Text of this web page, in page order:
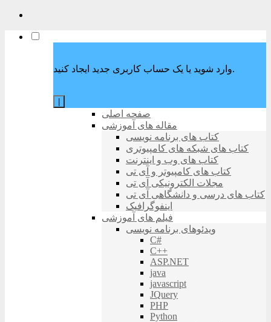
وارد شوید یا یک حساب کاربری جدید ایجاد کنید.
صفحه اصلی
مقاله های آموزشی
کتاب های برنامه نویسی
کتاب های شبکه های کامپیوتری
کتاب های وب و اینترنت
کتاب های کامپیوتر و آی تی
مجلات الکترونیکی آی تی
کتاب های درسی و دانشگاهی آی تی
اینفوگرافیک
فیلم های آموزشی
ویدئوهای برنامه نویسی
C#
C++
ASP.NET
java
javascript
JQuery
PHP
Python